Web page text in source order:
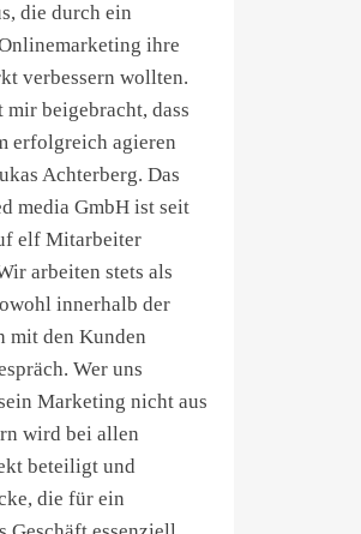
die durch ein
ihre
verbessern wollten.
mir beigebracht, dass
erfolgreich agieren
Achterberg. Das
media GmbH ist seit
elf Mitarbeiter
arbeiten stets als
innerhalb der
mit den Kunden
Wer uns
Marketing nicht aus
wird bei allen
beteiligt und
die für ein